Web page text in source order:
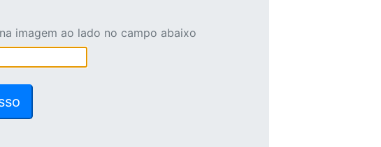
imagem ao lado no campo abaixo